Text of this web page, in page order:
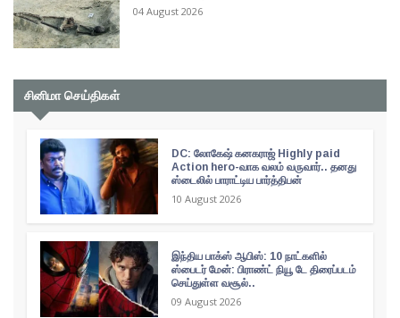
04 August 2026
சினிமா செய்திகள்
DC: லோகேஷ் கனகராஜ் Highly paid
Action hero-வாக வலம் வருவார்.. தனது
ஸ்டைலில் பாராட்டிய பார்த்திபன்
10 August 2026
இந்திய பாக்ஸ் ஆபிஸ்: 10 நாட்களில்
ஸ்பைடர் மேன்: பிராண்ட் நியூ டே திரைப்படம்
செய்துள்ள வசூல்..
09 August 2026